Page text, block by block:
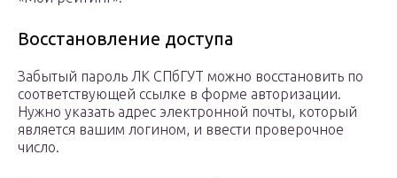
Восстановление доступа
Забытый пароль ЛК СПбГУТ можно восстановить по
соответствующей ссылке в форме авторизации.
Нужно указать адрес электронной почты, который
является вашим логином, и ввести проверочное
число.